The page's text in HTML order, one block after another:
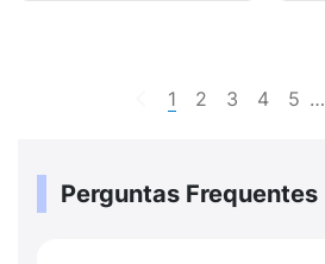
1 2 3 4 5 …
Perguntas Frequentes